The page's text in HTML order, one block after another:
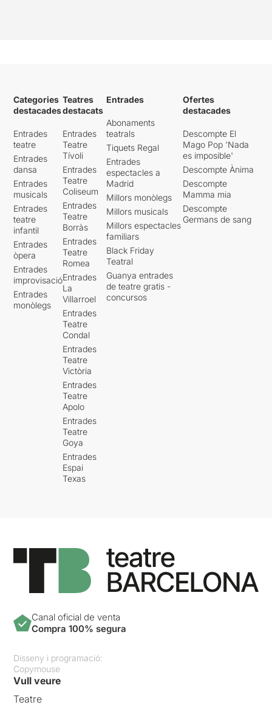
Categories
destacades
Entrades
teatre
Entrades
dansa
Entrades
musicals
Entrades
teatre
infantil
Entrades
òpera
Entrades
improvisació
Entrades
monòlegs
Teatres
destacats
Entrades
Teatre
Tívoli
Entrades
Teatre
Coliseum
Entrades
Teatre
Borràs
Entrades
Teatre
Romea
Entrades
La
Villarroel
Entrades
Teatre
Condal
Entrades
Teatre
Victòria
Entrades
Teatre
Apolo
Entrades
Teatre
Goya
Entrades
Espai
Texas
Entrades
Abonaments
teatrals
Tiquets Regal
Entrades
espectacles a
Madrid
Millors monòlegs
Millors musicals
Millors espectacles
familiars
Black Friday
Teatral
Guanya entrades
de teatre gratis -
concursos
Ofertes
destacades
Descompte El
Mago Pop 'Nada
es imposible'
Descompte Ànima
Descompte
Mamma mia
Descompte
Germans de sang
Canal oficial de venta
Compra 100% segura
Disseny i programació:
Copymouse
Vull veure
Teatre